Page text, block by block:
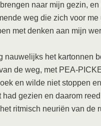
naar mijn gezin,
weg die zich voor
met denken aan mijn
nauwelijks het kartonnen
de weg, met PEA-
en wilde niet stoppen
had gezien en daarom
ritmisch neuriën van de